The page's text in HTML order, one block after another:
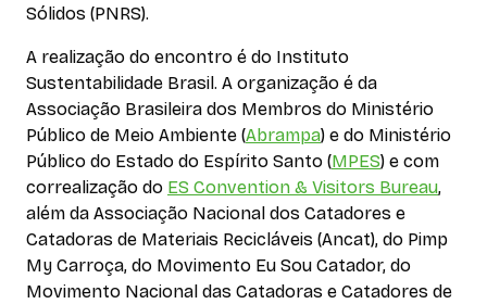
Sólidos (PNRS).
A realização do encontro é do Instituto
Sustentabilidade Brasil. A organização é da
Associação Brasileira dos Membros do Ministério
Público de Meio Ambiente (Abrampa) e do Ministério
Público do Estado do Espírito Santo (MPES) e com
correalização do ES Convention & Visitors Bureau,
além da Associação Nacional dos Catadores e
Catadoras de Materiais Recicláveis (Ancat), do Pimp
My Carroça, do Movimento Eu Sou Catador, do
Movimento Nacional das Catadoras e Catadores de